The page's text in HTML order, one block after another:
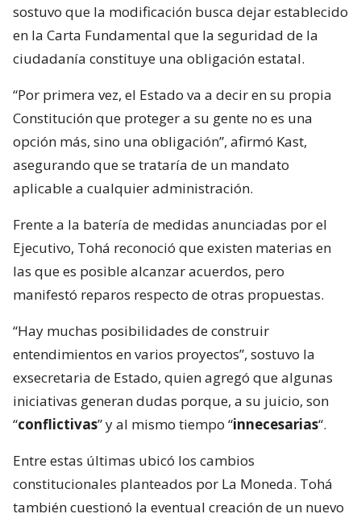
sostuvo que la modificación busca dejar establecido
en la Carta Fundamental que la seguridad de la
ciudadanía constituye una obligación estatal.
“Por primera vez, el Estado va a decir en su propia
Constitución que proteger a su gente no es una
opción más, sino una obligación”, afirmó Kast,
asegurando que se trataría de un mandato
aplicable a cualquier administración.
Frente a la batería de medidas anunciadas por el
Ejecutivo, Tohá reconoció que existen materias en
las que es posible alcanzar acuerdos, pero
manifestó reparos respecto de otras propuestas.
“Hay muchas posibilidades de construir
entendimientos en varios proyectos”, sostuvo la
exsecretaria de Estado, quien agregó que algunas
iniciativas generan dudas porque, a su juicio, son
“conflictivas” y al mismo tiempo “innecesarias“.
Entre estas últimas ubicó los cambios
constitucionales planteados por La Moneda. Tohá
también cuestionó la eventual creación de un nuevo